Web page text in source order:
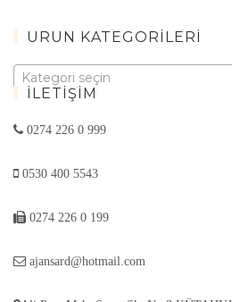
ÜRÜN KATEGORILERI
Kategori seçin
İLETIŞIM
0274 226 0 999
0530 400 5543
0274 226 0 199
ajansard@hotmail.com